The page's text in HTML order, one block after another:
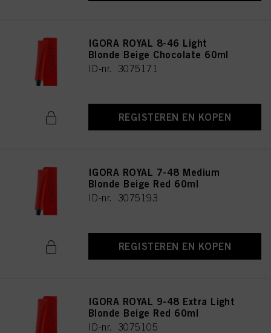
IGORA ROYAL 8-46 Light
Blonde Beige Chocolate 60ml
ID-nr. 3075171
REGISTEREN EN KOPEN
IGORA ROYAL 7-48 Medium
Blonde Beige Red 60ml
ID-nr. 3075193
REGISTEREN EN KOPEN
IGORA ROYAL 9-48 Extra Light
Blonde Beige Red 60ml
ID-nr. 3075105